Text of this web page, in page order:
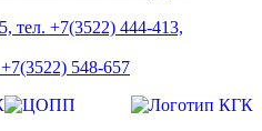
тел. +7(3522) 444-413,
548-657